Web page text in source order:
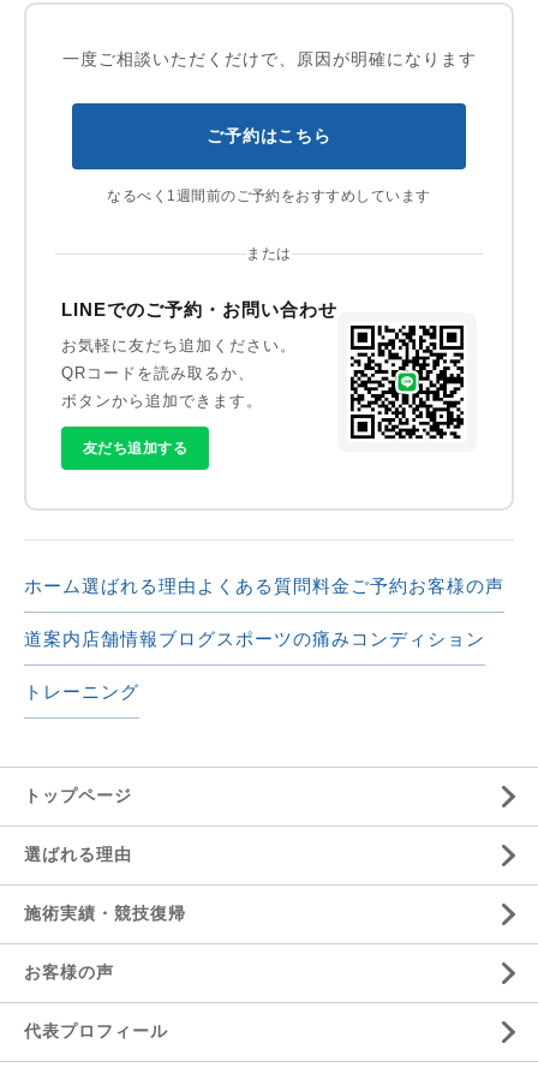
一度ご相談いただくだけで、原因が明確になります
ご予約はこちら
なるべく1週間前のご予約をおすすめしています
または
LINEでのご予約・お問い合わせ
お気軽に友だち追加ください。
QRコードを読み取るか、
ボタンから追加できます。
友だち追加する
ホーム選ばれる理由 よくある質問料金 ご予約お客様の声
道案内店舗情報ブログスポーツの痛み コンディション
トレーニング
トップページ
選ばれる理由
施術実績・競技復帰
お客様の声
代表プロフィール